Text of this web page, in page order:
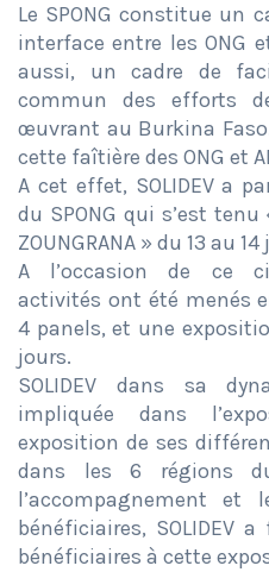
Le SPONG constitue un
interface entre les ONG
aussi, un cadre de
commun des efforts
œuvrant au Burkina Faso.
cette faîtière des ONG et
A cet effet, SOLIDEV a
du SPONG qui s’est
ZOUNGRANA » du 13 au
A l’occasion de ce
activités ont été menés
4 panels, et une
jours.
SOLIDEV dans sa
impliquée dans
exposition de ses
dans les 6 régions
l’accompagnement
bénéficiaires, SOLIDEV
bénéficiaires à cette